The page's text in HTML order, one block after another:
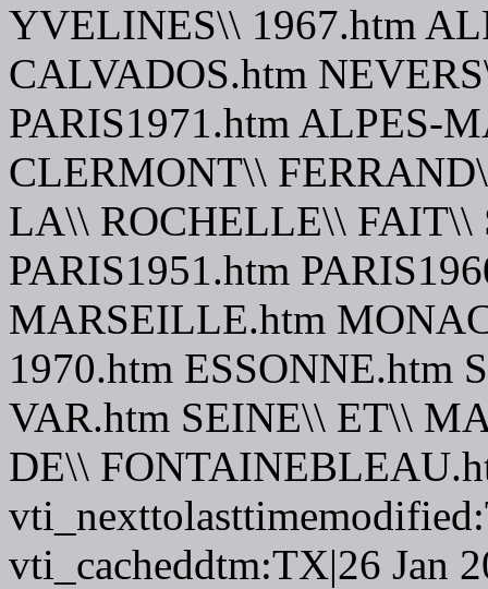
YVELINES\\ 1967.htm
CALVADOS.htm
PARIS1971.htm ALPES-
CLERMONT\\
LA\\ ROCHELLE\\ FAIT\\
PARIS1951.htm
MARSEILLE.htm
1970.htm ESSONNE.htm
VAR.htm SEINE\\ ET\\
DE\\
vti_cacheddtm:TX|26 Jan